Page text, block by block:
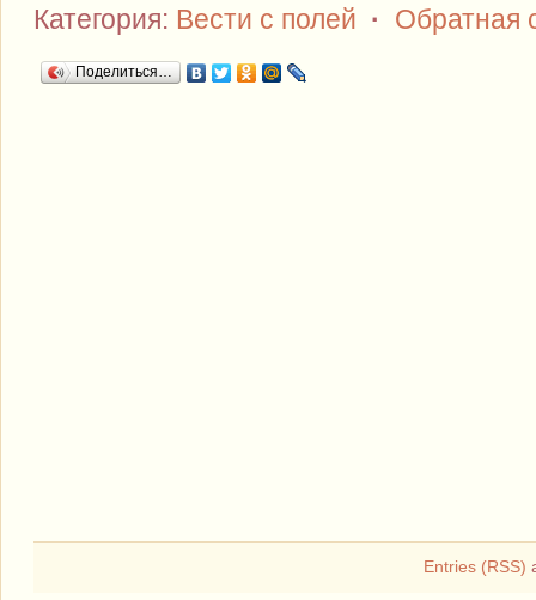
Категория: Вести с полей · Обратная
Поделиться…
Entries (RSS)